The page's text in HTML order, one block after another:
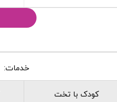
خدمات:
کودک با تخت